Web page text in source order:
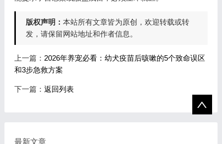
版权声明： 本站所有文章皆为原创，欢迎转载或转
发，请保留网站地址和作者信息。
上一篇： 2026年养宠必看：幼犬疫苗后咳嗽的5个致命误区
和3步急救方案
下一篇： 返回列表
最新文章